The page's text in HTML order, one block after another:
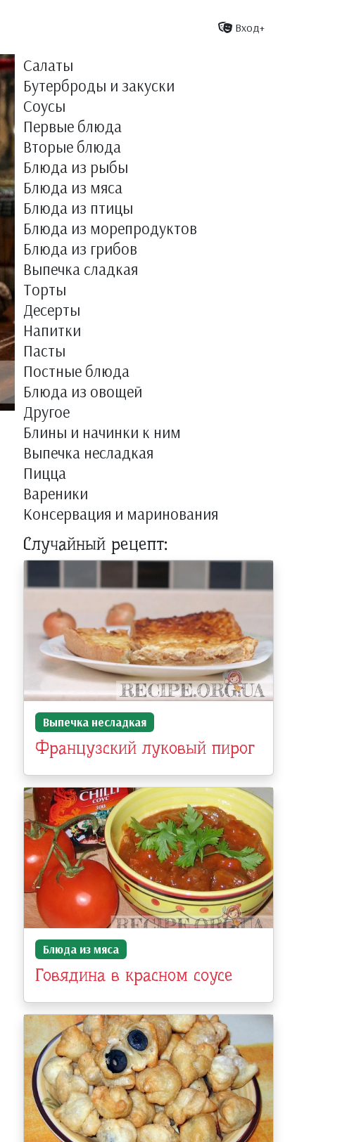
Вход+
Салаты
Бутерброды и закуски
Соусы
Первые блюда
Вторые блюда
Блюда из рыбы
Блюда из мяса
Блюда из птицы
Блюда из морепродуктов
Блюда из грибов
Выпечка сладкая
Торты
Десерты
Напитки
Пасты
Постные блюда
Блюда из овощей
Другое
Блины и начинки к ним
Выпечка несладкая
Пицца
Вареники
Консервация и маринования
Случайный рецепт:
Выпечка несладкая
Французский луковый пирог
Блюда из мяса
Говядина в красном соусе